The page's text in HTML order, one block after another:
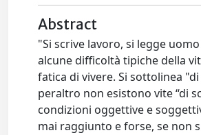
Abstract
"Si scrive lavoro, si legge
alcune difficoltà tipiche della
fatica di vivere. Si sottolinea
peraltro non esistono vite “di
condizioni oggettive e
mai raggiunto e forse, se non